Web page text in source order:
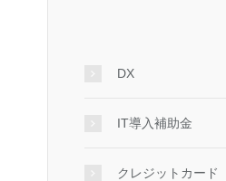
DX
IT導入補助金
クレジットカード